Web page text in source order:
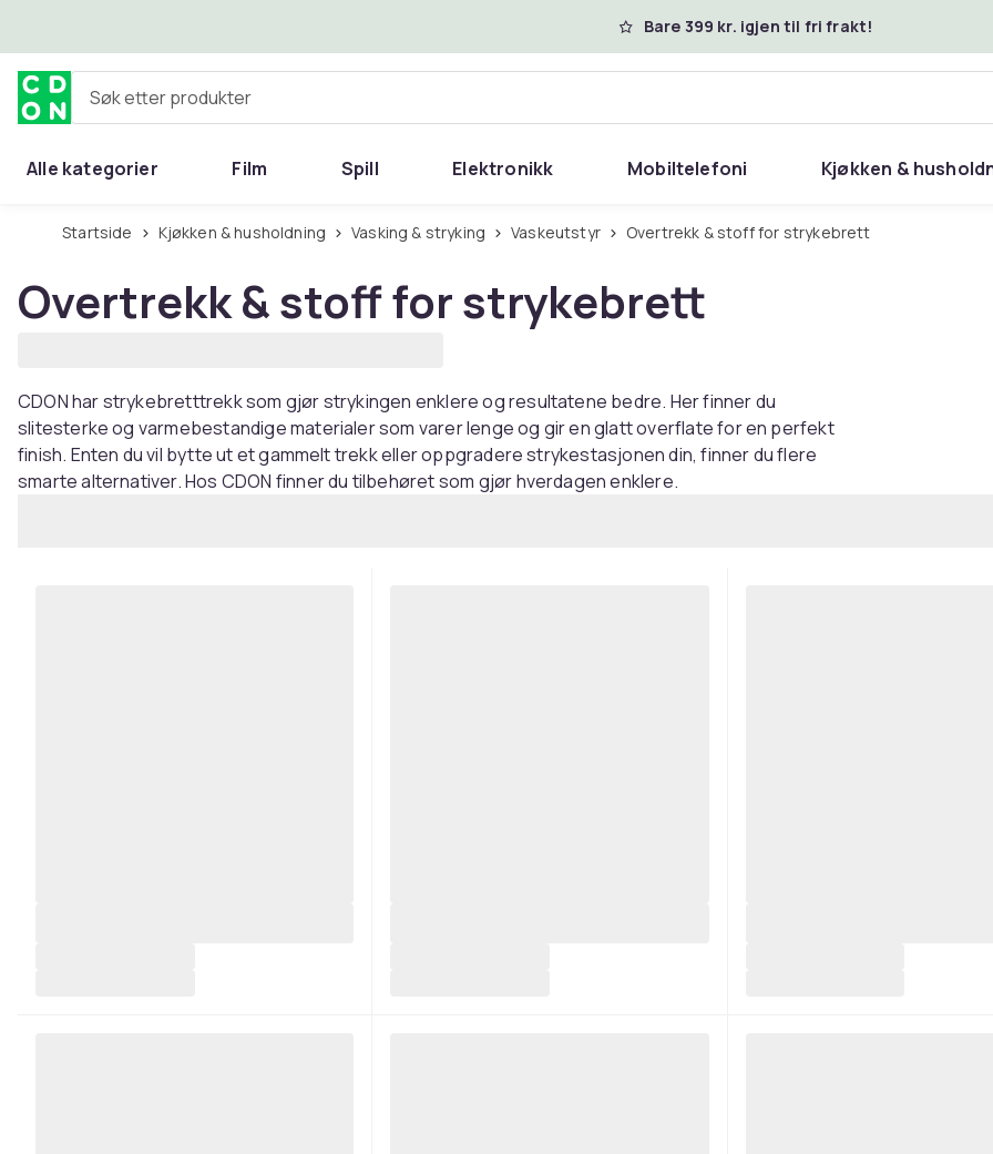
Bare 399 kr. igjen til fri frakt!
Søk etter produkter
Alle kategorier Film Spill Elektronikk Mobiltelefoni Kjøkken &
Startside Kjøkken & husholdning Vasking & stryking Vaskeutstyr Overtrekk & stoff for strykebrett
Overtrekk & stoff for strykebrett
CDON har strykebretttrekk som gjør strykingen enklere og resultatene bedre. Her finner du
slitesterke og varmebestandige materialer som varer lenge og gir en glatt overflate for en perfekt
finish. Enten du vil bytte ut et gammelt trekk eller oppgradere strykestasjonen din, finner du flere
smarte alternativer. Hos CDON finner du tilbehøret som gjør hverdagen enklere.